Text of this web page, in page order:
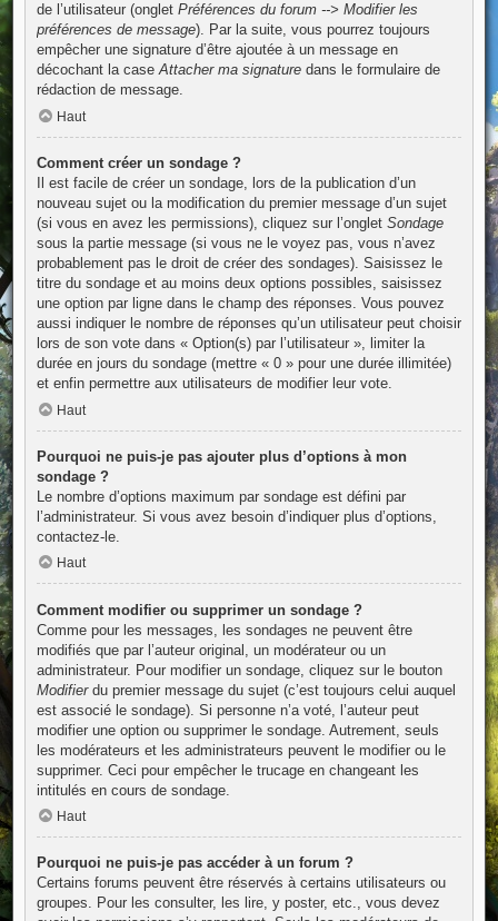
de l’utilisateur (onglet Préférences du forum --> Modifier les
préférences de message). Par la suite, vous pourrez toujours
empêcher une signature d’être ajoutée à un message en
décochant la caseAttacher ma signaturedans le formulaire de
rédaction de message.
Haut
Comment créer un sondage ?
Il est facile de créer un sondage, lors de la publication d’un
nouveau sujet ou la modification du premier message d’un sujet
(si vous en avez les permissions), cliquez sur l’onglet Sondage
sous la partie message (si vous ne le voyez pas, vous n’avez
probablement pas le droit de créer des sondages). Saisissez le
titre du sondage et au moins deux options possibles, saisissez
une option par ligne dans le champ des réponses. Vous pouvez
aussi indiquer le nombre de réponses qu’un utilisateur peut choisir
lors de son vote dans « Option(s) par l’utilisateur », limiter la
durée en jours du sondage (mettre « 0 » pour une durée illimitée)
et enfin permettre aux utilisateurs de modifier leur vote.
Haut
Pourquoi ne puis-je pas ajouter plus d’options à mon
sondage ?
Le nombre d’options maximum par sondage est défini par
l’administrateur. Si vous avez besoin d’indiquer plus d’options,
contactez-le.
Haut
Comment modifier ou supprimer un sondage ?
Comme pour les messages, les sondages ne peuvent être
modifiés que par l’auteur original, un modérateur ou un
administrateur. Pour modifier un sondage, cliquez sur le bouton
Modifierdu premier message du sujet (c’est toujours celui auquel
est associé le sondage). Si personne n’a voté, l’auteur peut
modifier une option ou supprimer le sondage. Autrement, seuls
les modérateurs et les administrateurs peuvent le modifier ou le
supprimer. Ceci pour empêcher le trucage en changeant les
intitulés en cours de sondage.
Haut
Pourquoi ne puis-je pas accéder à un forum ?
Certains forums peuvent être réservés à certains utilisateurs ou
groupes. Pour les consulter, les lire, y poster, etc., vous devez